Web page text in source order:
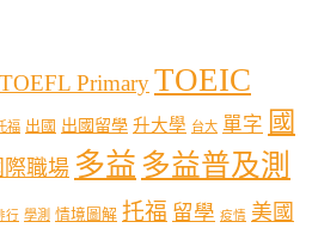
TOEFL PrimaryTOEIC
福 出國 出國留學 升大學 台大 單字 國
際職場 多益 多益普及測
行 學測 情境圖解 托福 留學 疫情 美國